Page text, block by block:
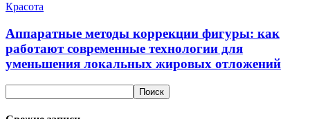
Красота
Аппаратные методы коррекции фигуры: как
работают современные технологии для
уменьшения локальных жировых отложений